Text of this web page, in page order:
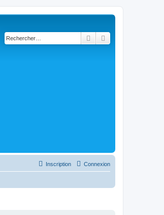
Rechercher
Connexion
Inscription